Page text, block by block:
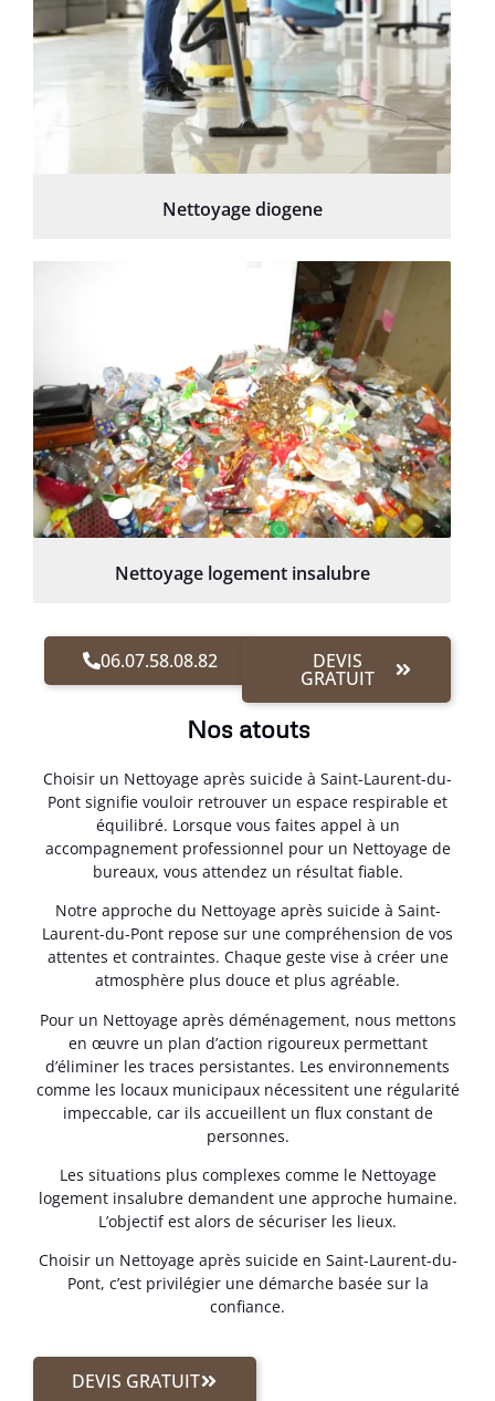
Nettoyage diogene
Nettoyage logement insalubre
06.07.58.08.82 DEVIS
GRATUIT
Nos atouts
Choisir un Nettoyage après suicide à Saint-Laurent-du-
Pont signifie vouloir retrouver un espace respirable et
équilibré. Lorsque vous faites appel à un
accompagnement professionnel pour un Nettoyage de
bureaux, vous attendez un résultat fiable.
Notre approche du Nettoyage après suicide à Saint-
Laurent-du-Pont repose sur une compréhension de vos
attentes et contraintes. Chaque geste vise à créer une
atmosphère plus douce et plus agréable.
Pour un Nettoyage après déménagement, nous mettons
en œuvre un plan d’action rigoureux permettant
d’éliminer les traces persistantes. Les environnements
comme les locaux municipaux nécessitent une régularité
impeccable, car ils accueillent un flux constant de
personnes.
Les situations plus complexes comme le Nettoyage
logement insalubre demandent une approche humaine.
L’objectif est alors de sécuriser les lieux.
Choisir un Nettoyage après suicide en Saint-Laurent-du-
Pont, c’est privilégier une démarche basée sur la
confiance.
DEVIS GRATUIT